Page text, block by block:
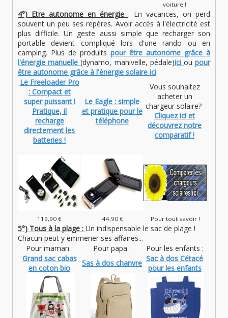
voiture !
4°) Etre autonome en énergie : En vacances, on perd
souvent un peu ses repères. Avoir accès à l'électricité est
plus difficile. Un geste aussi simple que recharger son
portable devient compliqué lors d'une rando ou en
camping. Plus de produits pour être autonome grâce à
l'énergie manuelle(dynamo, manivelle, pédale)ici oupour
être autonome grâce à l'énergie solaire ici.
Le Freeloader Pro
: Compact et
super puissant !
Pratique, il
recharge
directement les
batteries !
Le Eagle : simple
et pratique pour le
téléphone
Vous souhaitez
acheter un
chargeur solaire?
Cliquez ici et
découvrez notre
comparatif!
119,90 € 44,90 € Pour tout savoir !
5°) Tous à la plage : Un indispensable le sac de plage !
Chacun peut y emmener ses affaires...
Pour maman :
Pour papa :
Pour les enfants :
Grand sac cabas
en coton bio
Sas à dos chanvre Sac à dos Cétacé
pour les enfants